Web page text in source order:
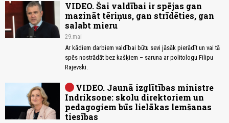
VIDEO. Šai valdībai ir spējas gan
mazināt tēriņus, gan strīdēties, gan
salabt mieru
29.mai
Ar kādiem darbiem valdībai būtu sevi jāsāk pierādīt un vai tā
spēs nostrādāt bez kašķiem – saruna ar politologu Filipu
Rajevski.
VIDEO. Jaunā izglītības ministre
Indriksone: skolu direktoriem un
pedagogiem būs lielākas lemšanas
tiesības